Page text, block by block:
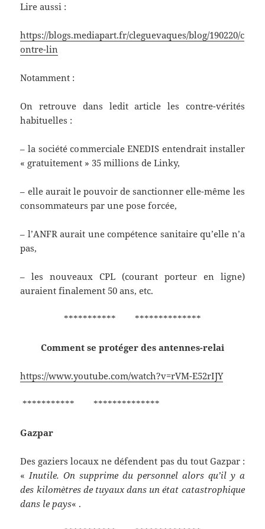
Lire aussi :
https://blogs.mediapart.fr/cleguevaques/blog/190220/c
ontre-lin
Notamment :
On retrouve dans ledit article les contre-vérités
habituelles :
– la société commerciale ENEDIS entendrait installer
« gratuitement » 35 millions de Linky,
– elle aurait le pouvoir de sanctionner elle-même les
consommateurs par une pose forcée,
– l’ANFR aurait une compétence sanitaire qu’elle n’a
pas,
– les nouveaux CPL (courant porteur en ligne)
auraient finalement 50 ans, etc.
*********** **************
Comment se protéger des antennes-relai
https://www.youtube.com/watch?v=rVM-E52rIJY
*********** **************
Gazpar
Des gaziers locaux ne défendent pas du tout Gazpar :
«Inutile. On supprime du personnel alors qu’il y a
des kilomètres de tuyaux dans un état catastrophique
dans le pays« .